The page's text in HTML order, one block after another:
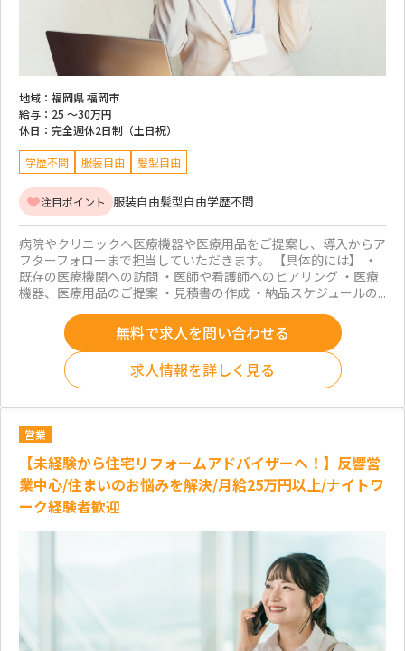
地域： 福岡県 福岡市
給与： 25 ～30万円
休日： 完全週休2日制（土日祝）
学歴不問 服装自由 髪型自由
注目ポイント 服装自由髪型自由学歴不問
病院やクリニックへ医療機器や医療用品をご提案し、導入からア
フターフォローまで担当していただきます。 【具体的には】 ・
既存の医療機関への訪問 ・医師や看護師へのヒアリング ・医療
機器、医療用品のご提案 ・見積書の作成 ・納品スケジュールの...
無料で求人を問い合わせる
求人情報を詳しく見る
営業
【未経験から住宅リフォームアドバイザーへ！】反響営
業中心/住まいのお悩みを解決/月給25万円以上/ナイトワ
ーク経験者歓迎